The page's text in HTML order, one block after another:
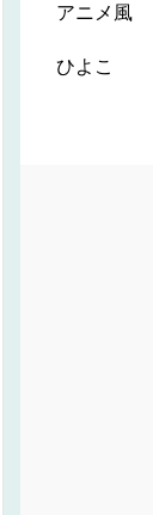
アニメ風
ひよこ